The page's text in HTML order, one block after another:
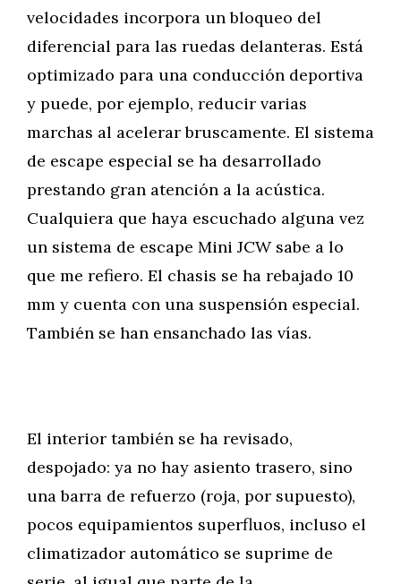
velocidades incorpora un bloqueo del
diferencial para las ruedas delanteras. Está
optimizado para una conducción deportiva
y puede, por ejemplo, reducir varias
marchas al acelerar bruscamente. El sistema
de escape especial se ha desarrollado
prestando gran atención a la acústica.
Cualquiera que haya escuchado alguna vez
un sistema de escape Mini JCW sabe a lo
que me refiero. El chasis se ha rebajado 10
mm y cuenta con una suspensión especial.
También se han ensanchado las vías.
El interior también se ha revisado,
despojado: ya no hay asiento trasero, sino
una barra de refuerzo (roja, por supuesto),
pocos equipamientos superfluos, incluso el
climatizador automático se suprime de